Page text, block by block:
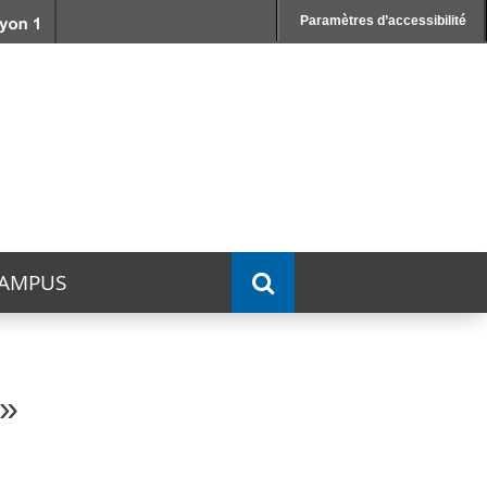
Paramètres d’accessibilité